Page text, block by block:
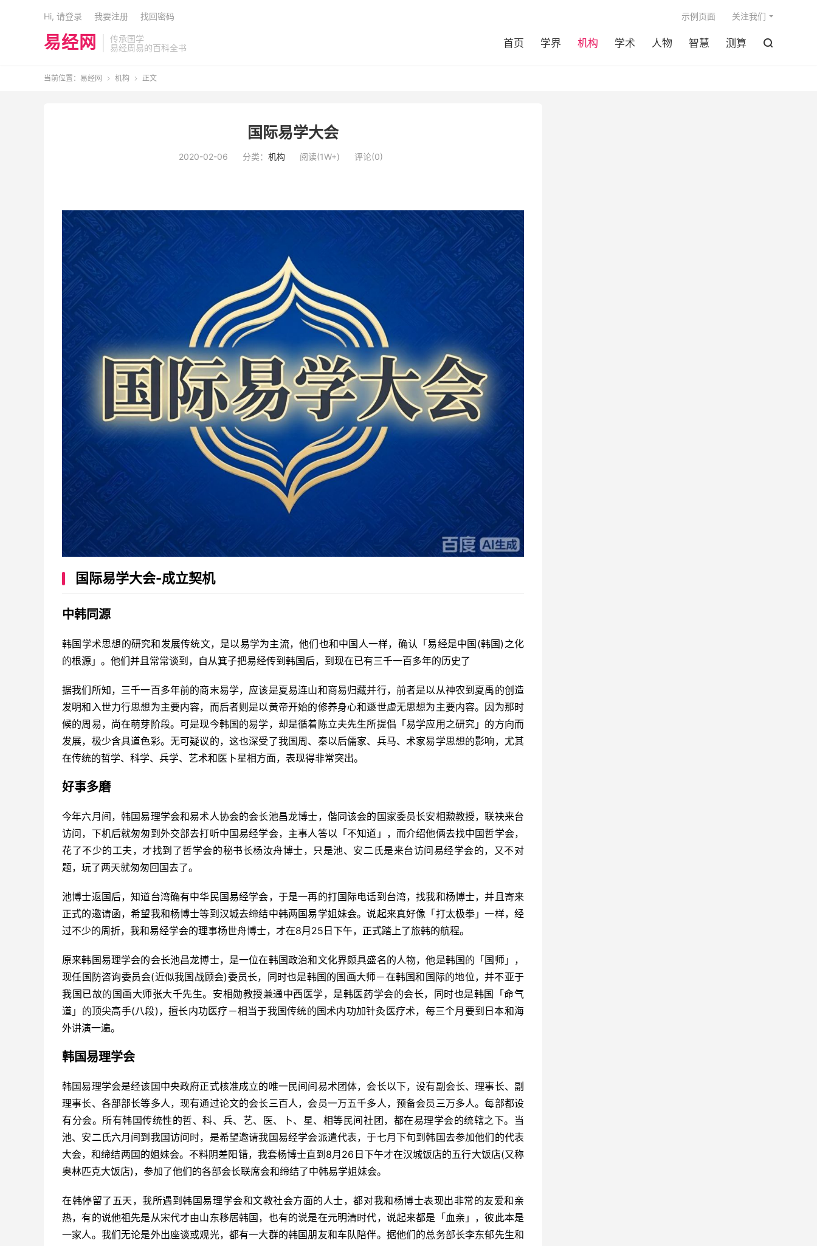
易经网
传承国学
易经周易的百科全书
首页 学界 机构 学术 人物 智慧 测算 
示例页面 关注我们
Hi, 请登录 我要注册 找回密码
当前位置： 易经网  机构  正文
国际易学大会
2020-02-06 分类： 机构 阅读(1W+) 评论(0)
国际易学大会-成立契机
中韩同源
韩国学术思想的研究和发展传统文，是以易学为主流，他们也和中国人一样，确认「易经是中国(韩国)之化
的根源」。他们并且常常谈到，自从箕子把易经传到韩国后，到现在已有三千一百多年的历史了
据我们所知，三千一百多年前的商末易学，应该是夏易连山和商易归藏并行，前者是以从神农到夏禹的创造
发明和入世力行思想为主要内容，而后者则是以黄帝开始的修养身心和遯世虚无思想为主要内容。因为那时
候的周易，尚在萌芽阶段。可是现今韩国的易学，却是循着陈立夫先生所提倡「易学应用之研究」的方向而
发展，极少含具道色彩。无可疑议的，这也深受了我国周、秦以后儒家、兵马、术家易学思想的影响，尤其
在传统的哲学、科学、兵学、艺术和医卜星相方面，表现得非常突出。
好事多磨
今年六月间，韩国易理学会和易术人协会的会长池昌龙博士，偕同该会的国家委员长安相勲教授，联袂来台
访问，下机后就匆匆到外交部去打听中国易经学会，主事人答以「不知道」，而介绍他俩去找中国哲学会，
花了不少的工夫，才找到了哲学会的秘书长杨汝舟博士，只是池、安二氏是来台访问易经学会的，又不对
题，玩了两天就匆匆回国去了。
池博士返国后，知道台湾确有中华民国易经学会，于是一再的打国际电话到台湾，找我和杨博士，并且寄来
正式的邀请函，希望我和杨博士等到汉城去缔结中韩两国易学姐妹会。说起来真好像「打太极拳」一样，经
过不少的周折，我和易经学会的理事杨世舟博士，才在8月25日下午，正式踏上了旅韩的航程。
原来韩国易理学会的会长池昌龙博士，是一位在韩国政治和文化界颇具盛名的人物，他是韩国的「国师」，
现任国防咨询委员会(近似我国战顾会)委员长，同时也是韩国的国画大师－在韩国和国际的地位，并不亚于
我国已故的国画大师张大千先生。安相勋教授兼通中西医学，是韩医药学会的会长，同时也是韩国「命气
道」的顶尖高手(八段)，擅长内功医疗－相当于我国传统的国术内功加针灸医疗术，每三个月要到日本和海
外讲演一遍。
韩国易理学会
韩国易理学会是经该国中央政府正式核准成立的唯一民间间易术团体，会长以下，设有副会长、理事长、副
理事长、各部部长等多人，现有通过论文的会长三百人，会员一万五千多人，预备会员三万多人。每部都设
有分会。所有韩国传统性的哲、科、兵、艺、医、卜、星、相等民间社团，都在易理学会的统辖之下。当
池、安二氏六月间到我国访问时，是希望邀请我国易经学会派遣代表，于七月下旬到韩国去参加他们的代表
大会，和缔结两国的姐妹会。不料阴差阳错，我套杨博士直到8月26日下午才在汉城饭店的五行大饭店(又称
奥林匹克大饭店)，参加了他们的各部会长联席会和缔结了中韩易学姐妹会。
在韩停留了五天，我所遇到韩国易理学会和文教社会方面的人士，都对我和杨博士表现出非常的友爱和亲
热，有的说他祖先是从宋代才由山东移居韩国，也有的说是在元明清时代，说起来都是「血亲」，彼此本是
一家人。我们无论是外出座谈或观光，都有一大群的韩国朋友和车队陪伴。据他们的总务部长李东郁先生和